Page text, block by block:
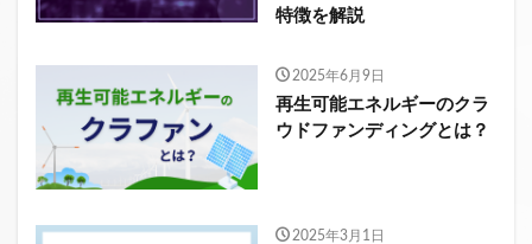
特徴を解説
2025年6月9日
再生可能エネルギーのクラ
ウドファンディングとは？
2025年3月1日